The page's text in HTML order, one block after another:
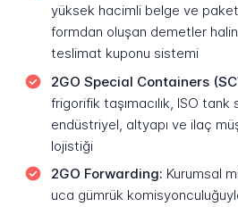
yüksek hacimli belge ve
formdan oluşan demetler
teslimat kuponu sistemi
2GO Special Containers
frigorifik taşımacılık, ISO tank
endüstriyel, altyapı ve ilaç
lojistiği
2GO Forwarding: Kurumsal
uca gümrük